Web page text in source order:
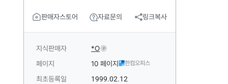
판매자스토어 자료문의 링크복사
지식판매자 *O P
페이지 10 페이지 한컴오피스
최초등록일 1999.02.12